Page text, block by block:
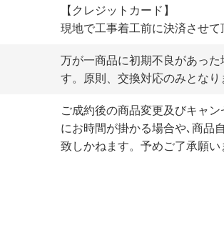
【クレジットカード】
現地で工事着工前に決済させて
万が一商品に初期不良があっ
す。原則、交換対応のみとなり
ご成約後の商品変更及びキャ
にお時間が掛かる場合や､商品
致しかねます。予めご了承願い